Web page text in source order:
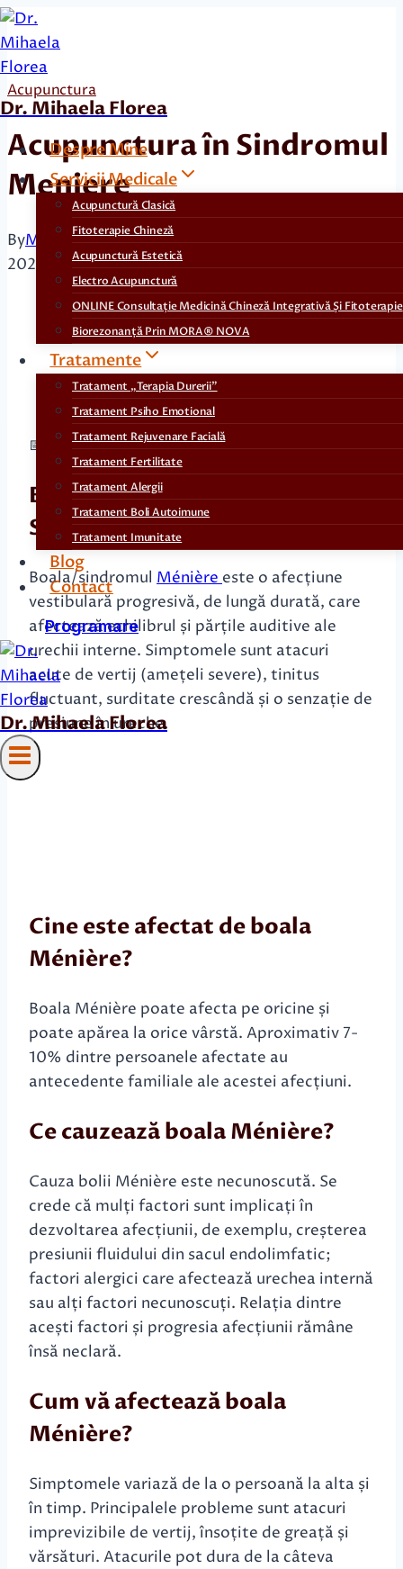
Skip
to
content
Dr. Mihaela Florea
Despre Mine
Servicii Medicale
Acupunctură Clasică
Fitoterapie Chineză
Acupunctură Estetică
Electro Acupunctură
ONLINE Consultație Medicină Chineză Integrativă Și Fitoterapie
Biorezonanță Prin MORA® NOVA
Tratamente
Tratament „Terapia Durerii”
Tratament Psiho Emotional
Tratament Rejuvenare Facială
Tratament Fertilitate
Tratament Alergii
Tratament Boli Autoimune
Tratament Imunitate
Blog
Contact
Programare
Dr. Mihaela Florea
Acupunctura
Acupunctura în Sindromul
Meniere
ByMihaela Floreanoiembrie 20, 2025februarie 3,
2026
📅 nov 2025
Beneficiile acupuncturii în
Sindromul Ménière
Boala/sindromul Ménièreeste o afecțiune
vestibulară progresivă, de lungă durată, care
afectează echilibrul și părțile auditive ale
urechii interne. Simptomele sunt atacuri
acute de vertij (amețeli severe), tinitus
fluctuant, surditate crescândă și o senzație de
presiune în ureche.
Cine este afectat de boala
Ménière?
Boala Ménière poate afecta pe oricine și
poate apărea la orice vârstă. Aproximativ 7-
10% dintre persoanele afectate au
antecedente familiale ale acestei afecțiuni.
Ce cauzează boala Ménière?
Cauza bolii Ménière este necunoscută. Se
crede că mulți factori sunt implicați în
dezvoltarea afecțiunii, de exemplu, creșterea
presiunii fluidului din sacul endolimfatic;
factori alergici care afectează urechea internă
sau alți factori necunoscuți. Relația dintre
acești factori și progresia afecțiunii rămâne
însă neclară.
Cum vă afectează boala
Ménière?
Simptomele variază de la o persoană la alta și
în timp. Principalele probleme sunt atacuri
imprevizibile de vertij, însoțite de greață și
vărsături. Atacurile pot dura de la câteva